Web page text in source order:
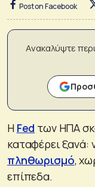
Post on Facebook
Ανακαλύψτε
Η Fed των ΗΠΑ
καταφέρει ξανά:
πληθωρισμό,
επίπεδα.